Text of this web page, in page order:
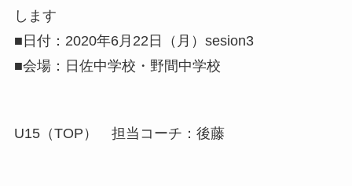
します
■日付：2020年6月22日（月）sesion3
■会場：日佐中学校・野間中学校
U15（TOP） 担当コーチ：後藤